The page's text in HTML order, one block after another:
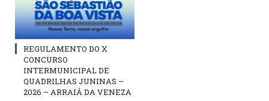
REGULAMENTO DO X
CONCURSO
INTERMUNICIPAL DE
QUADRILHAS JUNINAS –
2026 – ARRAIÁ DA VENEZA